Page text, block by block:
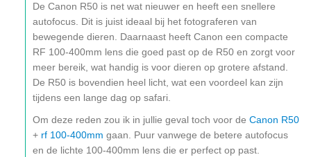
De Canon R50 is net wat nieuwer en heeft een snellere
autofocus. Dit is juist ideaal bij het fotograferen van
bewegende dieren. Daarnaast heeft Canon een compacte
RF 100-400mm lens die goed past op de R50 en zorgt voor
meer bereik, wat handig is voor dieren op grotere afstand.
De R50 is bovendien heel licht, wat een voordeel kan zijn
tijdens een lange dag op safari.
Om deze reden zou ik in jullie geval toch voor de Canon R50
+ rf 100-400mm gaan. Puur vanwege de betere autofocus
en de lichte 100-400mm lens die er perfect op past.